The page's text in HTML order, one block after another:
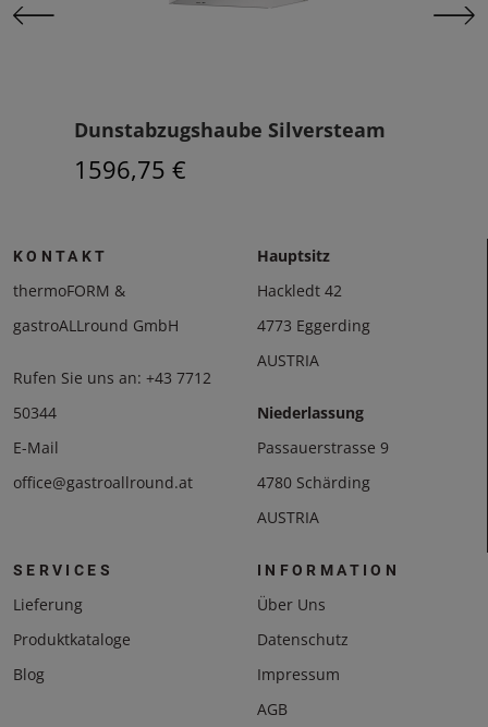
Dunstabzugshaube Silversteam
1596,75 €
KONTAKT
thermoFORM &
gastroALLround GmbH
Rufen Sie uns an: +43 7712
50344
E-Mail
office@gastroallround.at
Hauptsitz
Hackledt 42
4773 Eggerding
AUSTRIA
Niederlassung
Passauerstrasse 9
4780 Schärding
AUSTRIA
SERVICES
Lieferung
Produktkataloge
Blog
INFORMATION
Über Uns
Datenschutz
Impressum
AGB